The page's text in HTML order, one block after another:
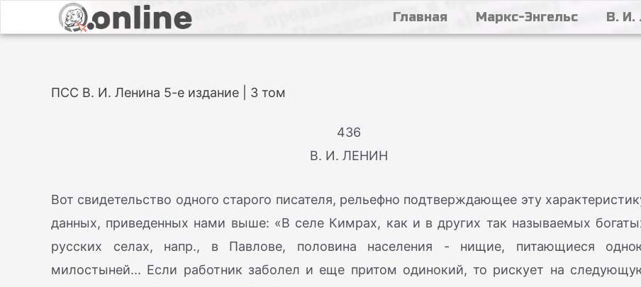
Главная Маркс-Энгельс В. И.
ПСС В. И. Ленина 5-е издание | 3 том
436
В. И. ЛЕНИН
Вот свидетельство одного старого писателя, рельефно подтверждающее эту
данных, приведенных нами выше: «В селе Кимрах, как и в других так называемых
русских селах, напр., в Павлове, половина населения - нищие, питающиеся
милостыней... Если работник заболел и еще притом одинокий, то рискует на